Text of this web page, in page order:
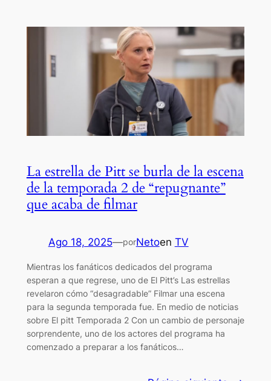
La estrella de Pitt se burla de la escena
de la temporada 2 de “repugnante”
que acaba de filmar
Ago 18, 2025—porNetoen TV
Mientras los fanáticos dedicados del programa
esperan a que regrese, uno de El Pitt’s Las estrellas
revelaron cómo “desagradable” Filmar una escena
para la segunda temporada fue. En medio de noticias
sobre El pitt Temporada 2 Con un cambio de personaje
sorprendente, uno de los actores del programa ha
comenzado a preparar a los fanáticos…